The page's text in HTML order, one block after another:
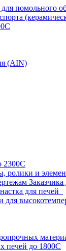
помольного
(AIN)
2300С
ролики и
для печей
печей до 1800С